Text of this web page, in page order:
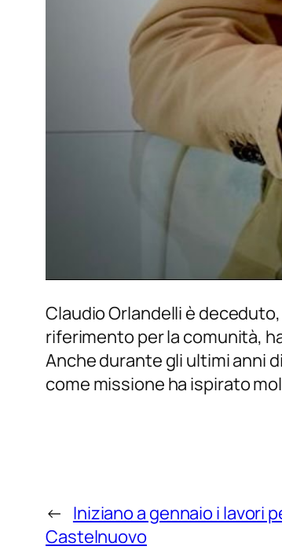
Claudio Orlandelli è
riferimento per la comunità,
Anche durante gli ultimi anni
come missione ha ispirato
← Iniziano a gennaio i lavori
Castelnuovo